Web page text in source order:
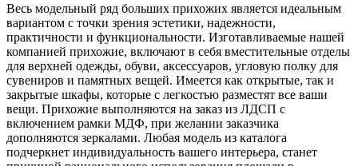
Весь модельный ряд больших прихожих является идеальным
вариантом с точки зрения эстетики, надежности,
практичности и функциональности. Изготавливаемые нашей
компанией прихожие, включают в себя вместительные отделы
для верхней одежды, обуви, аксессуаров, угловую полку для
сувениров и памятных вещей. Имеется как открытые, так и
закрытые шкафы, которые с легкостью разместят все ваши
вещи. Прихожие выполняются на заказ из ЛДСП с
включением рамки МДФ, при желании заказчика
дополняются зеркалами. Любая модель из каталога
подчеркнет индивидуальность вашего интерьера, станет